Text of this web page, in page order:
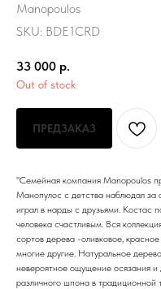
Manopoulos
SKU: BDE1CRD
33 000 р.
Out of stock
ПРЕДЗАКАЗ
"Семейная компания Manopoulos
Манопулос с детства наблюдал за
играл в нарды с друзьями. Костас
человека счастливым. Вся
сортов дерева -оливковое,
многие другие. Натуральное
невероятное ощущение осязания и
различного шпона в традиционной